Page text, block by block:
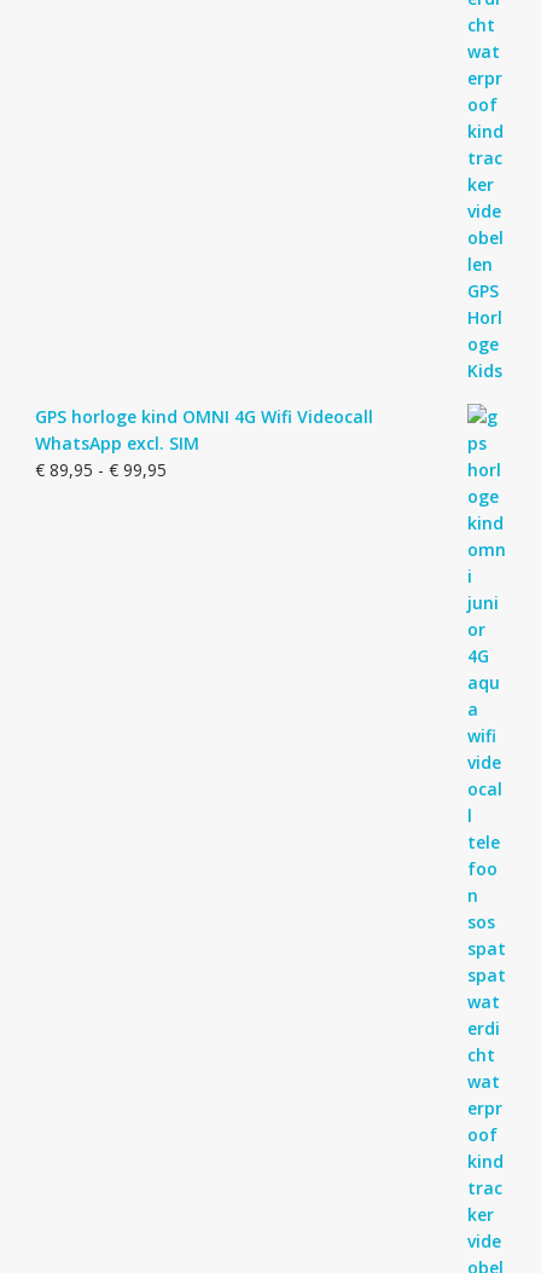
GPS horloge kind OMNI 4G Wifi Videocall
WhatsApp excl. SIM
€89,95 - €99,95Prijsklasse: